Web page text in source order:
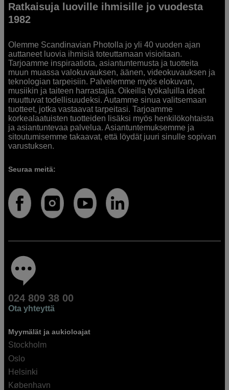
Ratkaisuja luoville ihmisille jo vuodesta
1982
Olemme Scandinavian Photolla jo yli 40 vuoden ajan
auttaneet luovia ihmisiä toteuttamaan visioitaan.
Tarjoamme inspiraatiota, asiantuntemusta ja tuotteita
muun muassa valokuvauksen, äänen, videokuvauksen ja
teknologian tarpeisiin. Palvelemme myös elokuvan,
musiikin ja taiteen harrastajia. Oikeilla työkaluilla ideat
muuttuvat todellisuudeksi. Autamme sinua valitsemaan
tuotteet, jotka vastaavat tarpeitasi. Tarjoamme
korkealaatuisten tuotteiden lisäksi myös henkilökohtaista
ja asiantuntevaa palvelua. Asiantuntemuksemme ja
sitoutumisemme takaavat, että löydät juuri sinulle sopivan
varustuksen.
Seuraa meitä:
024 809 38 00
Ota yhteyttä
Myymälät ja aukioloajat
Stockholm
Oslo
Helsinki
København